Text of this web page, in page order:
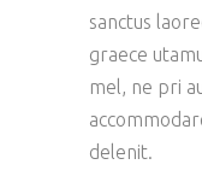
sanctus
graece
mel, ne pri
delenit.